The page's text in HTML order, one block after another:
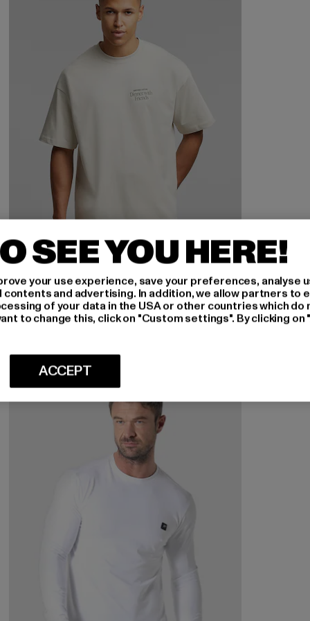
ANOTHER COTTON LAB
Dinner With Friends
EUR 18,86
Huidige prijs: EUR 18,86
EUR 45,99Actieprijs: EUR 45,99
SEE YOU HERE!
your use experience, save your preferences, analyse
and advertising. In addition, we allow partners to
of your data in the USA or other countries which do
to change this, click on "Custom settings". By clicking
ACCEPT